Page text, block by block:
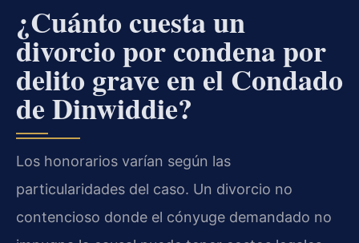
¿Cuánto cuesta un
divorcio por condena por
delito grave en el Condado
de Dinwiddie?
Los honorarios varían según las
particularidades del caso. Un divorcio no
contencioso donde el cónyuge demandado no